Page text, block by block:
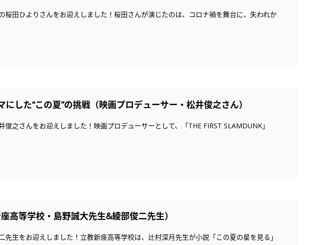
田ひよりさんをお迎えしました！桜田さんが演じたのは、コロナ禍を舞台に、失われか
した“この夏”の挑戦（映画プロデューサー・松井俊之さん）
之さんをお迎えしました！映画プロデューサーとして、「THE FIRST SLAMDUNK」
高等学校・島野誠大先生&綾部俊二先生）
生をお迎えしました！立教新座高等学校は、辻村深月先生が小説「この夏の星を見る」